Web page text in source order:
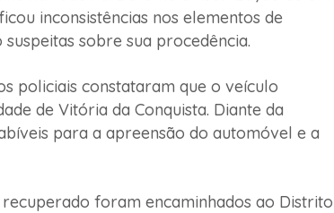
inconsistências nos elementos de
sobre sua procedência.
policiais constataram que o veículo
de Vitória da Conquista. Diante da
para a apreensão do automóvel e a
foram encaminhados ao Distrito